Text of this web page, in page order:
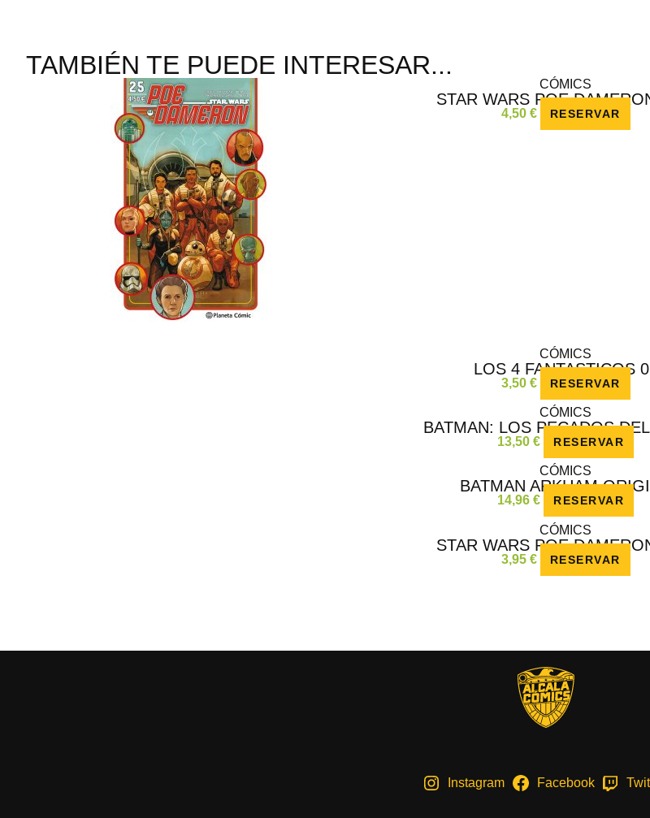
TAMBIÉN TE PUEDE INTERESAR...
CÓMICS
STAR WARS POE
4,50 € RESERVAR
CÓMICS
LOS 4 FANTASTICOS
3,50 € RESERVAR
CÓMICS
BATMAN: LOS PECADOS
13,50 € RESERVAR
CÓMICS
BATMAN ARKHAM
14,96 € RESERVAR
CÓMICS
STAR WARS POE
3,95 € RESERVAR
Instagram Facebook